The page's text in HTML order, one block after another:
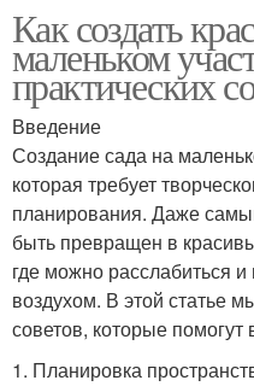
Как создать
маленьком
практических
Введение
Создание сада на
которая требует
планирования. Даже
быть превращен в
где можно расслабиться
воздухом. В этой статье
советов, которые
1. Планировка